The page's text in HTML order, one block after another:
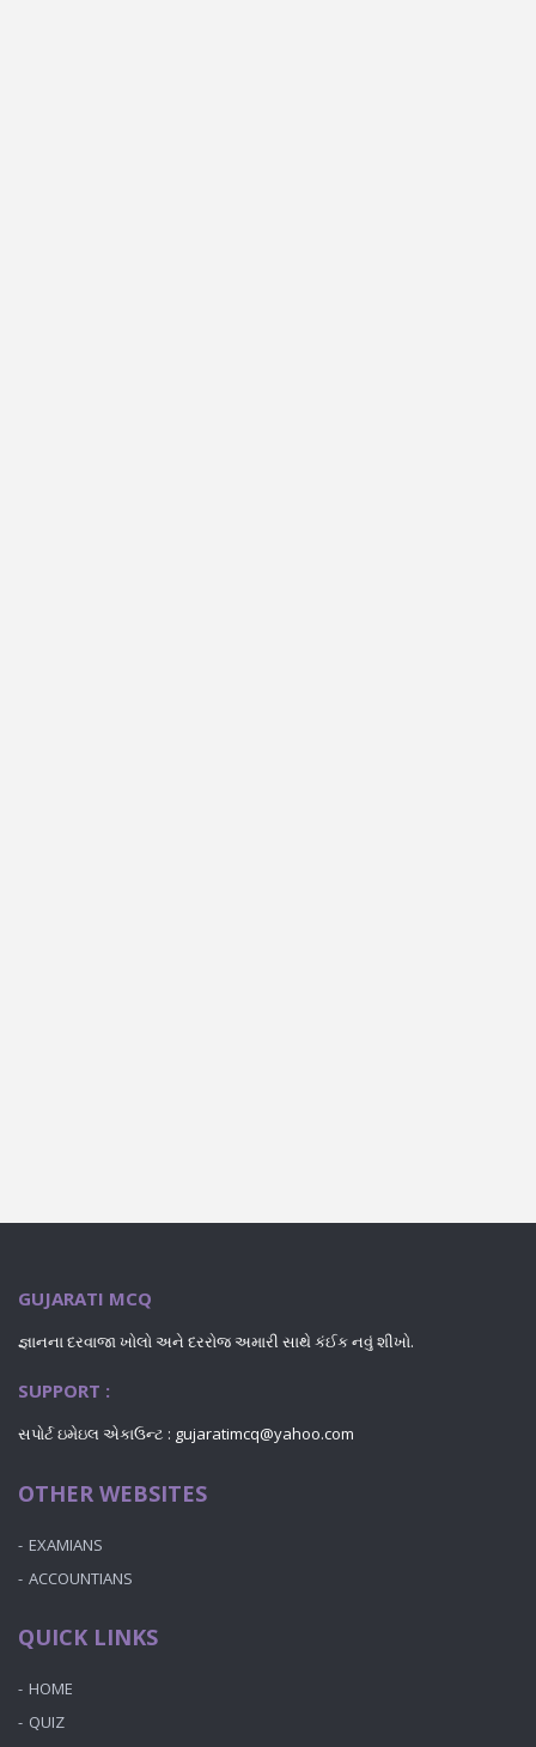
GUJARATI MCQ
જ્ઞાનના દરવાજા ખોલો અને દરરોજ અમારી સાથે કંઈક નવું શીખો.
SUPPORT :
સપોર્ટ ઇમેઇલ એકાઉન્ટ : gujaratimcq@yahoo.com
OTHER WEBSITES
EXAMIANS
ACCOUNTIANS
QUICK LINKS
HOME
QUIZ